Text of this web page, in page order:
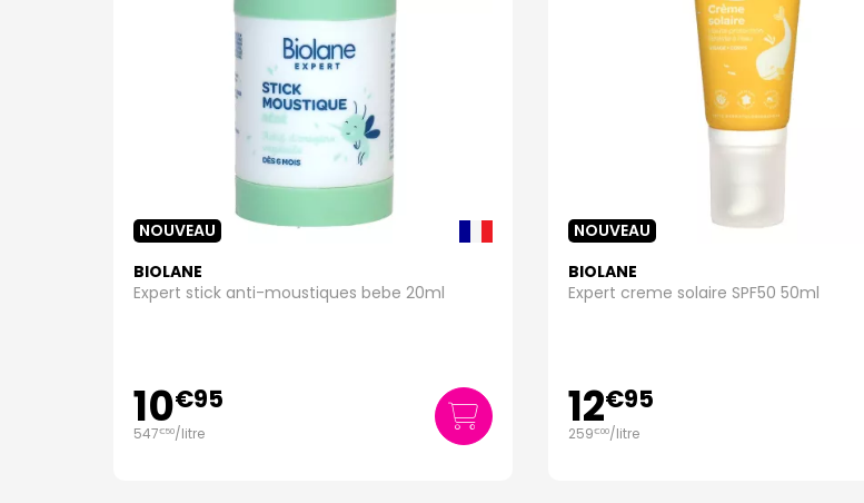
NOUVEAU
BIOLANE
Expert stick anti-moustiques bebe 20ml
10€95
547€50/litre
NOUVEAU
BIOLANE
Expert creme solaire SPF50 50ml
12€95
259€00/litre